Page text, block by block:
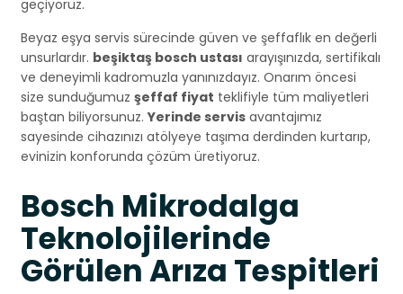
geçiyoruz.
Beyaz eşya servis sürecinde güven ve şeffaflık en değerli
unsurlardır. beşiktaş bosch ustası arayışınızda, sertifikalı
ve deneyimli kadromuzla yanınızdayız. Onarım öncesi
size sunduğumuz şeffaf fiyat teklifiyle tüm maliyetleri
baştan biliyorsunuz.Yerinde servis avantajımız
sayesinde cihazınızı atölyeye taşıma derdinden kurtarıp,
evinizin konforunda çözüm üretiyoruz.
Bosch Mikrodalga
Teknolojilerinde
Görülen Arıza Tespitleri